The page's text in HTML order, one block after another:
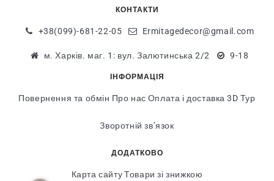
КОНТАКТИ
+38(099)-681-22-05 Ermitagedecor@gmail.com
м. Харків. маг. 1: вул. Залютинська 2/2 9-18
ІНФОРМАЦІЯ
Повернення та обмін Про нас Оплата і доставка 3D Тур
Зворотній зв’язок
ДОДАТКОВО
Карта сайту Товари зі знижкою